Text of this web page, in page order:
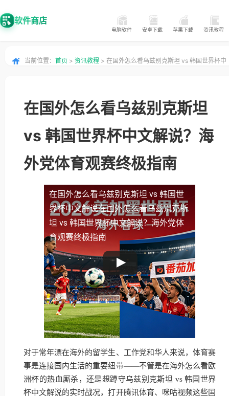
软件商店
电脑软件 安卓下载 苹果下载 资讯教程
当前位置： 首页 > 资讯教程 > 在国外怎么看乌兹别克斯坦 vs 韩国世界杯中
在国外怎么看乌兹别克斯坦
vs 韩国世界杯中文解说？海
外党体育观赛终极指南
在国外怎么看乌兹别克斯坦 vs 韩国世
界杯中文解说在国外怎么看乌兹别克斯
坦 vs 韩国世界杯中文解说？海外党体
育观赛终极指南
对于常年漂在海外的留学生、工作党和华人来说，体育赛
事是连接国内生活的重要纽带——不管是在海外怎么看欧
洲杯的热血厮杀，还是想蹲守乌兹别克斯坦 vs 韩国世界
杯中文解说的实时战况，打开腾讯体育、咪咕视频这些国